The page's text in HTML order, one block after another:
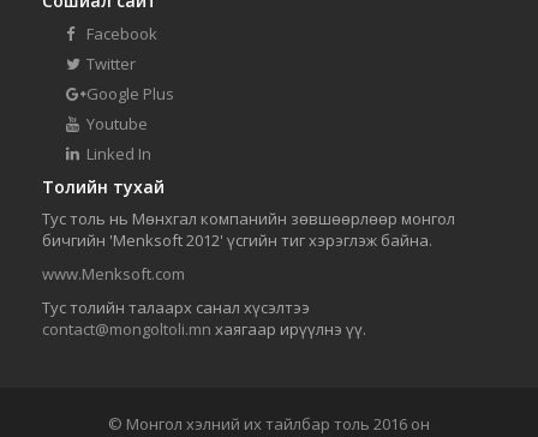
Facebook
Twitter
Google Plus
Youtube
Linked In
Толийн тухай
Тус толь нь Мөнхгал компанийн зөвшөөрлөөр монгол
бичгийн 'Menksoft 2012' үсгийн тиг хэрэглэж байна.
www.Menksoft.com
Тус толийн талаарх санал хүсэлтээ
contact@mongoltoli.mn хаягаар ирүүлнэ үү.
© Монгол хэлний их тайлбар толь 2016 он